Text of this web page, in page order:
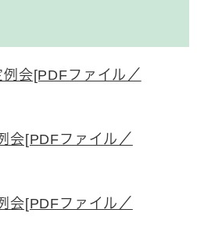
会[PDFファイル／
[PDFファイル／
[PDFファイル／